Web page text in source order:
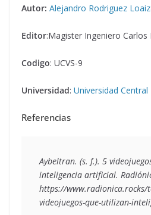
Autor: Alejandro Rodriguez
Editor:Magister Ingeniero
Codigo: UCVS-9
Universidad: Universidad Central
Referencias
Aybeltran. (s. f.). 5
inteligencia artificial.
https://www.radionica.rocks/
videojuegos-que-utilizan-